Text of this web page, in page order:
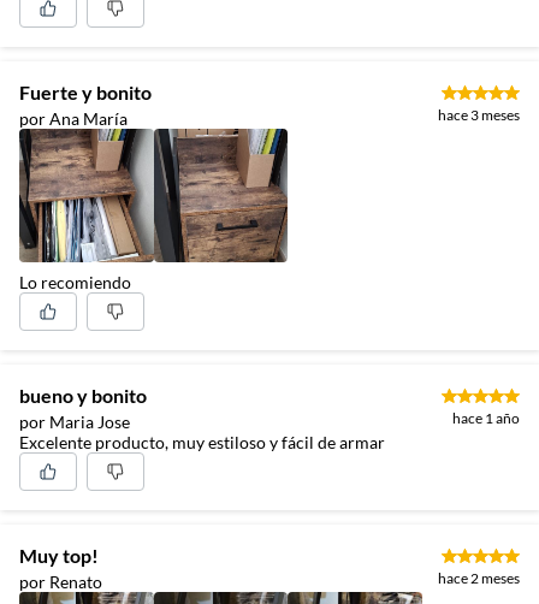
Fuerte y bonito
por Ana María hace 3 meses
Lo recomiendo
bueno y bonito
por Maria Jose hace 1 año
Excelente producto, muy estiloso y fácil de armar
Muy top!
por Renato hace 2 meses